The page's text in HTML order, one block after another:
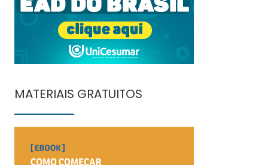
MATERIAIS GRATUITOS